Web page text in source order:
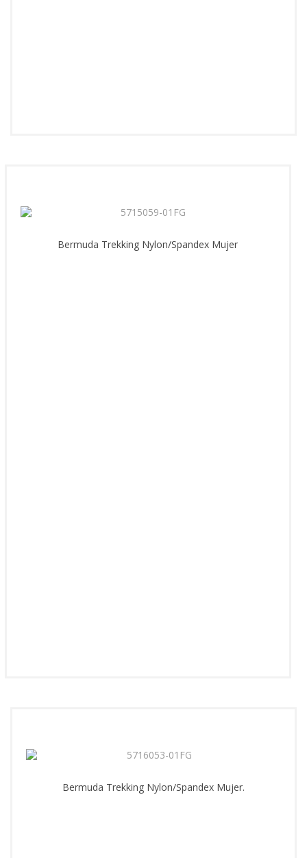
Bermuda Trekking Nylon/Spandex Mujer
Bermuda Trekking Nylon/Spandex Mujer.